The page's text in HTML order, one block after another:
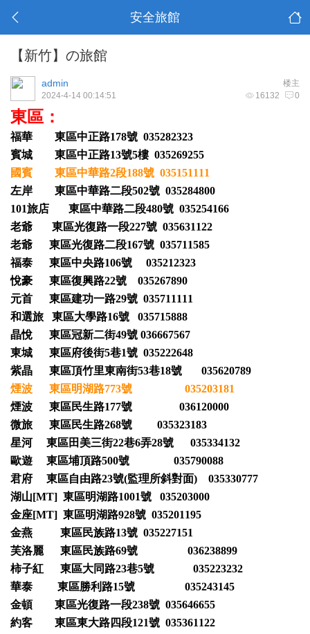
安全旅館
【新竹】の旅館
楼主
admin
16132 0
2024-4-14 00:14:51
東區：
福華 東區中正路178號 035282323
賓城 東區中正路13號5樓 035269255
國賓 東區中華路2段188號 035151111
左岸 東區中華路二段502號 035284800
101旅店 東區中華路二段480號 035254166
老爺 東區光復路一段227號 035631122
老爺 東區光復路二段167號 035711585
福泰 東區中央路106號 035212323
悅豪 東區復興路22號 035267890
元首 東區建功一路29號 035711111
和選旅 東區大學路16號 035715888
晶悅 東區冠新二街49號 036667567
東城 東區府後街5巷1號 035222648
紫晶 東區頂竹里東南街53巷18號 035620789
煙波 東區明湖路773號 035203181
煙波 東區民生路177號 036120000
微旅 東區民生路268號 035323183
星河 東區田美三街22巷6弄28號 035334132
歐遊 東區埔頂路500號 035790088
君府 東區自由路23號(監理所斜對面) 035330777
湖山[MT] 東區明湖路1001號 035203000
金座[MT] 東區明湖路928號 035201195
金燕 東區民族路13號 035227151
芙洛麗 東區民族路69號 036238899
柿子紅 東區大同路23巷5號 035223232
華泰 東區勝利路15號 035243145
金頓 東區光復路一段238號 035646655
約客 東區東大路四段121號 035361122